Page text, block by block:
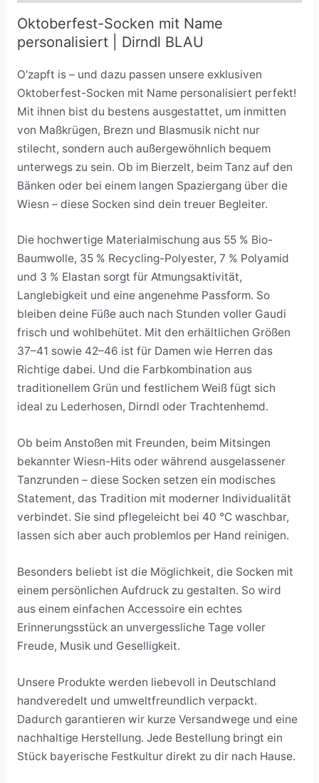
Oktoberfest-Socken mit Name
personalisiert | Dirndl BLAU
O’zapft is – und dazu passen unsere exklusiven
Oktoberfest-Socken mit Name personalisiert perfekt!
Mit ihnen bist du bestens ausgestattet, um inmitten
von Maßkrügen, Brezn und Blasmusik nicht nur
stilecht, sondern auch außergewöhnlich bequem
unterwegs zu sein. Ob im Bierzelt, beim Tanz auf den
Bänken oder bei einem langen Spaziergang über die
Wiesn – diese Socken sind dein treuer Begleiter.
Die hochwertige Materialmischung aus 55 % Bio-
Baumwolle, 35 % Recycling-Polyester, 7 % Polyamid
und 3 % Elastan sorgt für Atmungsaktivität,
Langlebigkeit und eine angenehme Passform. So
bleiben deine Füße auch nach Stunden voller Gaudi
frisch und wohlbehütet. Mit den erhältlichen Größen
37–41 sowie 42–46 ist für Damen wie Herren das
Richtige dabei. Und die Farbkombination aus
traditionellem Grün und festlichem Weiß fügt sich
ideal zu Lederhosen, Dirndl oder Trachtenhemd.
Ob beim Anstoßen mit Freunden, beim Mitsingen
bekannter Wiesn-Hits oder während ausgelassener
Tanzrunden – diese Socken setzen ein modisches
Statement, das Tradition mit moderner Individualität
verbindet. Sie sind pflegeleicht bei 40 °C waschbar,
lassen sich aber auch problemlos per Hand reinigen.
Besonders beliebt ist die Möglichkeit, die Socken mit
einem persönlichen Aufdruck zu gestalten. So wird
aus einem einfachen Accessoire ein echtes
Erinnerungsstück an unvergessliche Tage voller
Freude, Musik und Geselligkeit.
Unsere Produkte werden liebevoll in Deutschland
handveredelt und umweltfreundlich verpackt.
Dadurch garantieren wir kurze Versandwege und eine
nachhaltige Herstellung. Jede Bestellung bringt ein
Stück bayerische Festkultur direkt zu dir nach Hause.